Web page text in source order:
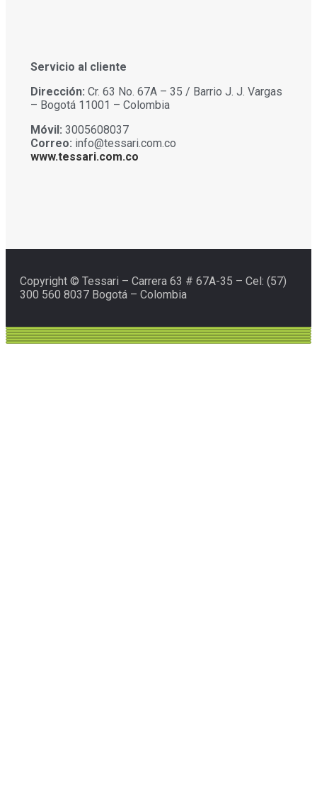
Servicio al cliente
Dirección: Cr. 63 No. 67A – 35 / Barrio J. J. Vargas
– Bogotá 11001 – Colombia
Móvil: 3005608037
Correo: info@tessari.com.co
www.tessari.com.co
Copyright © Tessari – Carrera 63 # 67A-35 – Cel: (57)
300 560 8037 Bogotá – Colombia